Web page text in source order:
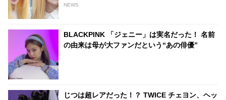
は・・？
NEWS
BLACKPINK 「ジェニー」は実名だった！ 名前
の由来は母が大ファンだという“あの俳優”
じつは超レアだった！？ TWICE チェヨン、ヘッ